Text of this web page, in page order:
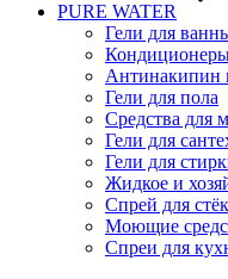
PURE WATER
Гели для
Антинакипин
Гели для пола
Средства для
Гели для
Гели для
Жидкое и
Спрей для
Моющие
Спреи для